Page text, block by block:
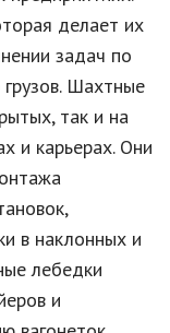
делает их
задач по
грузов. Шахтные
так и на
и карьерах. Они
в наклонных и
лебедки
и